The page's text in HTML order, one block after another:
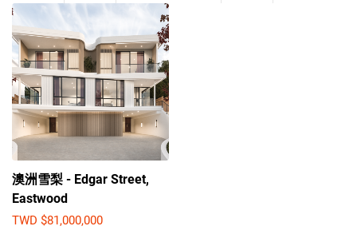
澳洲雪梨 - Edgar Street,
Eastwood
TWD $81,000,000